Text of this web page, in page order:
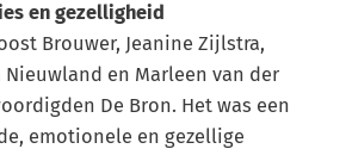
en gezelligheid
Brouwer, Jeanine Zijlstra,
Nieuwland en Marleen van der
De Bron. Het was een
emotionele en gezellige